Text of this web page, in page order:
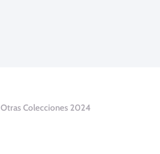
Otras Colecciones 2024